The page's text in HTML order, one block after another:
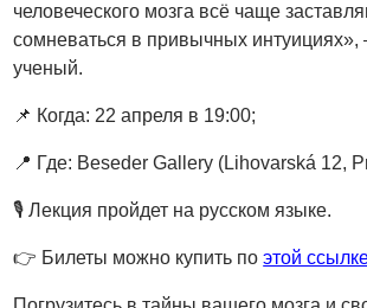
человеческого мозга всё чаще
сомневаться в привычных интуициях»,
ученый.
📌 Когда: 22 апреля в 19:00;
📍 Где: Beseder Gallery (Lihovarská 12,
🎙 Лекция пройдет на русском языке.
👉 Билеты можно купить поэтой